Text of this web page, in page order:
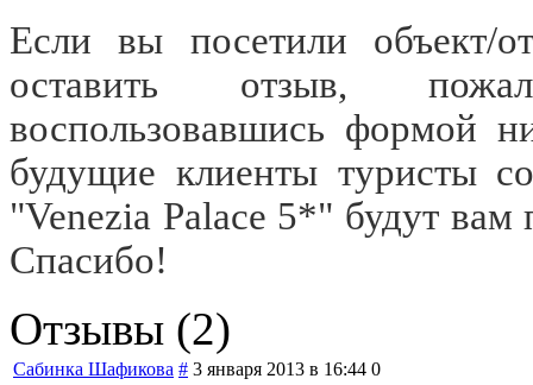
Если вы посетили объект/
оставить отзыв,
воспользовавшись формой
будущие клиенты туристы
"Venezia Palace 5*" будут вам
Спасибо!
Отзывы (2)
Сабинка Шафикова # 3 января 2013 в 16:44 0